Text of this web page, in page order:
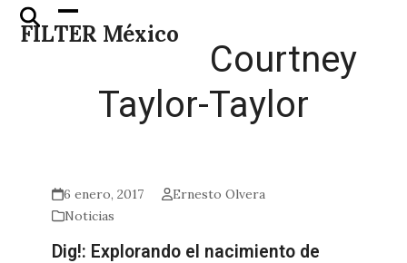
Skip
FILTER México
Open
mobile
Close
mobile
Courtney
Taylor-Taylor
6 enero, 2017
Ernesto Olvera
Noticias
Dig!: Explorando el nacimiento de